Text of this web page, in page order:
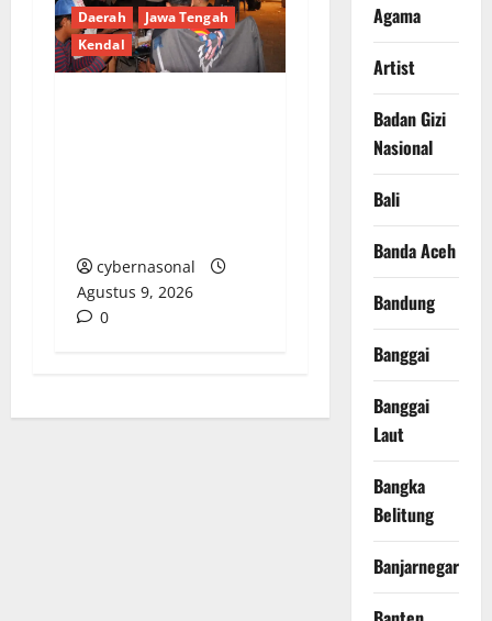
Daerah
Jawa Tengah
Kendal
cybernasonal
Agustus 9, 2026
0
Agama
Artist
Badan Gizi
Nasional
Bali
Banda Aceh
Bandung
Banggai
Banggai
Laut
Bangka
Belitung
Banjarnegara